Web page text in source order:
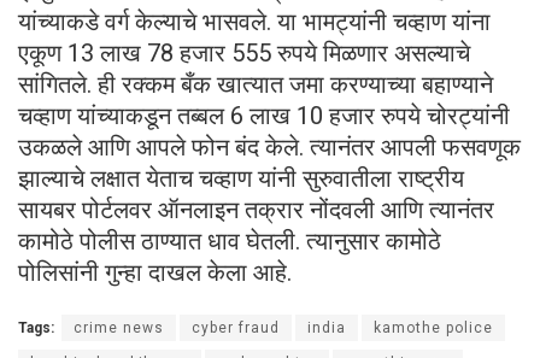
यांच्याकडे वर्ग केल्याचे भासवले. या भामट्यांनी चव्हाण यांना
एकूण 13 लाख 78 हजार 555 रुपये मिळणार असल्याचे
सांगितले. ही रक्कम बँक खात्यात जमा करण्याच्या बहाण्याने
चव्हाण यांच्याकडून तब्बल 6 लाख 10 हजार रुपये चोरट्यांनी
उकळले आणि आपले फोन बंद केले. त्यानंतर आपली फसवणूक
झाल्याचे लक्षात येताच चव्हाण यांनी सुरुवातीला राष्ट्रीय
सायबर पोर्टलवर ऑनलाइन तक्रार नोंदवली आणि त्यानंतर
कामोठे पोलीस ठाण्यात धाव घेतली. त्यानुसार कामोठे
पोलिसांनी गुन्हा दाखल केला आहे.
Tags: crime news cyber fraud india kamothe police